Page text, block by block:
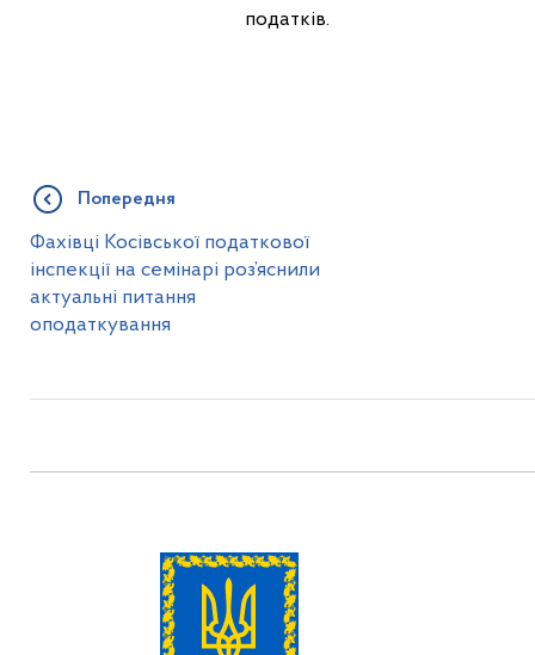
податків.
Попередня
Фахівці Косівської податкової
інспекції на семінарі роз’яснили
актуальні питання
оподаткування